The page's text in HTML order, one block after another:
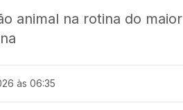
animal na rotina do maior
às 06:35